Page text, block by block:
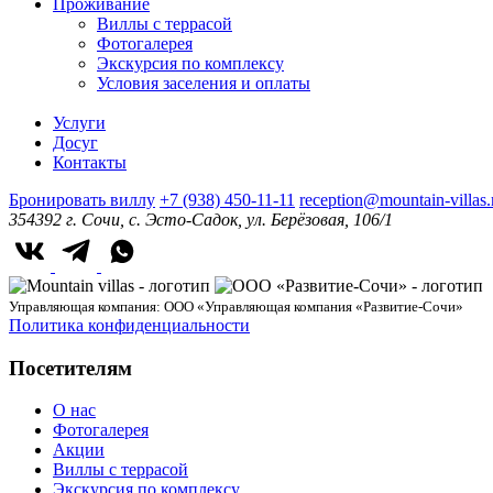
Проживание
Виллы с террасой
Фотогалерея
Экскурсия по комплексу
Условия заселения и оплаты
Услуги
Досуг
Контакты
Бронировать виллу +7 (938) 450-11-11 reception@mountain-
354392 г. Сочи, с. Эсто-Садок, ул. Берёзовая, 106/1
Управляющая компания: ООО «Управляющая компания «Развитие-Сочи»
Политика конфиденциальности
Посетителям
О нас
Фотогалерея
Акции
Виллы с террасой